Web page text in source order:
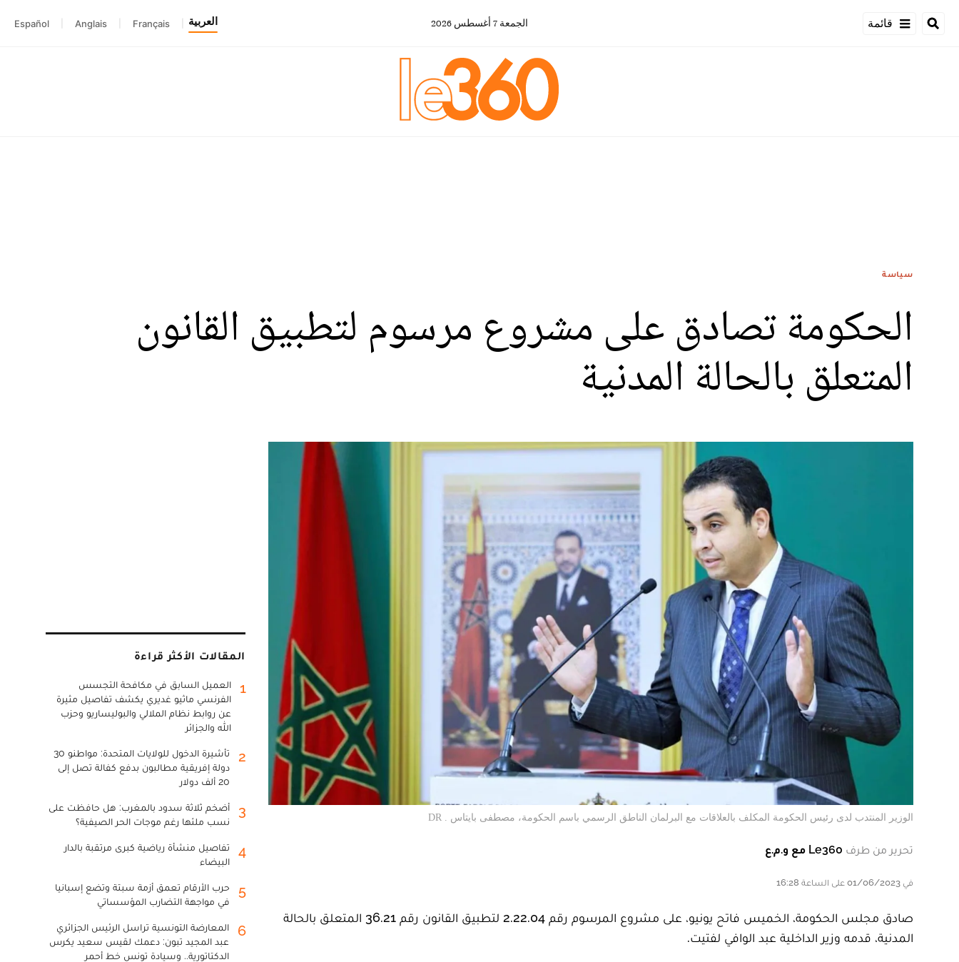
قائمة الجمعة 7 أغسطس 2026 العربية Français
Anglais
Español
سياسة
الحكومة تصادق على مشروع مرسوم لتطبيق القانون
المتعلق بالحالة المدنية
الوزير المنتدب لدى رئيس الحكومة المكلف بالعلاقات مع البرلمان الناطق الرسمي باسم الحكومة، مصطفى بايتاس . DR
تحرير من طرف Le360 مع و.م.ع
في 01/06/2023 على الساعة 16:28
صادق مجلس الحكومة، الخميس فاتح يونيو، على مشروع المرسوم رقم 2.22.04 لتطبيق القانون رقم 36.21 المتعلق بالحالة
المدنية، قدمه وزير الداخلية عبد الوافي لفتيت.
المقالات الأكثر قراءة
1
العميل السابق في مكافحة التجسس
الفرنسي ماثيو غديري يكشف تفاصيل مثيرة
عن روابط نظام الملالي والبوليساريو وحزب
الله والجزائر
2
تأشيرة الدخول للولايات المتحدة: مواطنو 30
دولة إفريقية مطالبون بدفع كفالة تصل إلى
20 ألف دولار
3
أضخم ثلاثة سدود بالمغرب: هل حافظت على
نسب ملئها رغم موجات الحر الصيفية؟
4
تفاصيل منشأة رياضية كبرى مرتقبة بالدار
البيضاء
5
حرب الأرقام تعمق أزمة سبتة وتضع إسبانيا
في مواجهة التضارب المؤسساتي
6
المعارضة التونسية تراسل الرئيس الجزائري
عبد المجيد تبون: دعمك لقيس سعيد يكرس
الدكتاتورية.. وسيادة تونس خط أحمر